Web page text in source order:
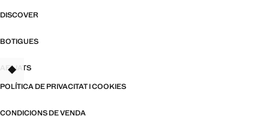
DISCOVER
BOTIGUES
AFILIATS
POLÍTICA DE PRIVACITAT I COOKIES
CONDICIONS DE VENDA